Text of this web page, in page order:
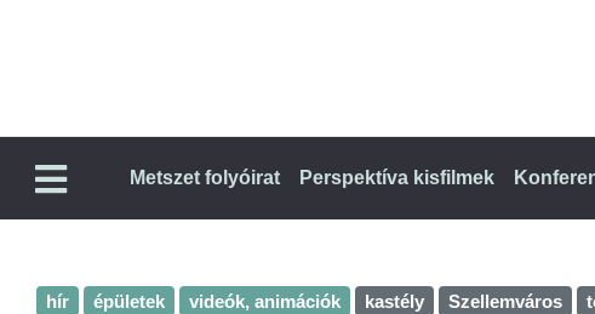
Metszet folyóirat Perspektíva kisfilmek
hír épületek videók, animációk kastély Szellemváros